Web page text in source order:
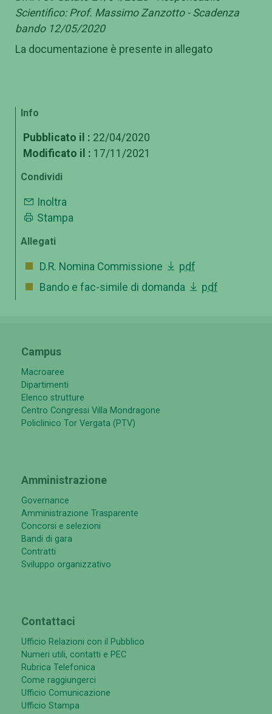
Scientifico: Prof. Massimo Zanzotto - Scadenza
bando 12/05/2020
La documentazione è presente in allegato
Info
Pubblicato il : 22/04/2020
Modificato il : 17/11/2021
Condividi
Inoltra
Stampa
Allegati
D.R. Nomina Commissione
pdf
Bando e fac-simile di domanda
pdf
Campus
Macroaree
Dipartimenti
Elenco strutture
Centro Congressi Villa Mondragone
Policlinico Tor Vergata (PTV)
Amministrazione
Governance
Amministrazione Trasparente
Concorsi e selezioni
Bandi di gara
Contratti
Sviluppo organizzativo
Contattaci
Ufficio Relazioni con il Pubblico
Numeri utili, contatti e PEC
Rubrica Telefonica
Come raggiungerci
Ufficio Comunicazione
Ufficio Stampa